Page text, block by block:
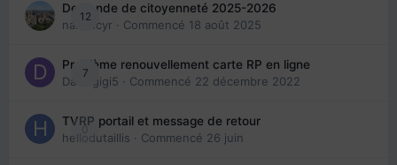
12
Demande de citoyenneté 2025-2026
nanancyr · Commencé 18 août 2025
7
Problème renouvellement carte RP en ligne
Davidgigi5 · Commencé 22 décembre 2022
0
TVRP portail et message de retour
hellodutaillis · Commencé 26 juin